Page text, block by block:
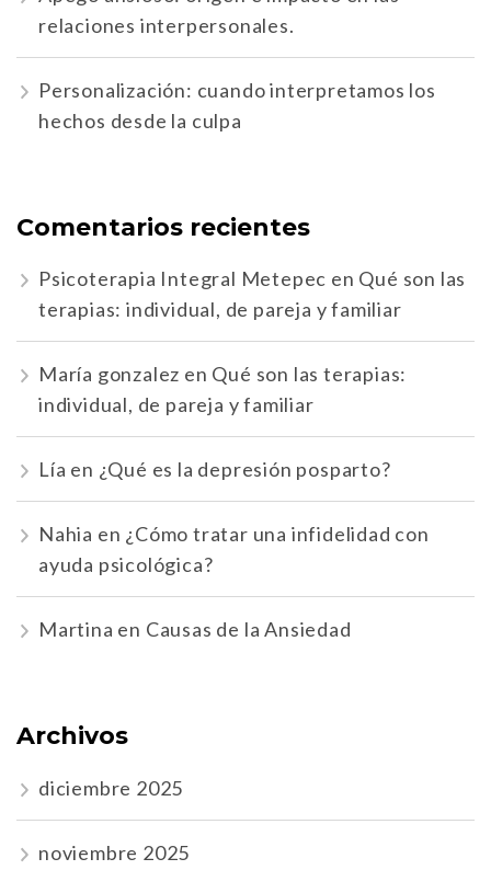
relaciones interpersonales.
Personalización: cuando interpretamos los
hechos desde la culpa
Comentarios recientes
Psicoterapia Integral Metepec en Qué son las
terapias: individual, de pareja y familiar
María gonzalez en Qué son las terapias:
individual, de pareja y familiar
Lía en ¿Qué es la depresión posparto?
Nahia en ¿Cómo tratar una infidelidad con
ayuda psicológica?
Martina en Causas de la Ansiedad
Archivos
diciembre 2025
noviembre 2025